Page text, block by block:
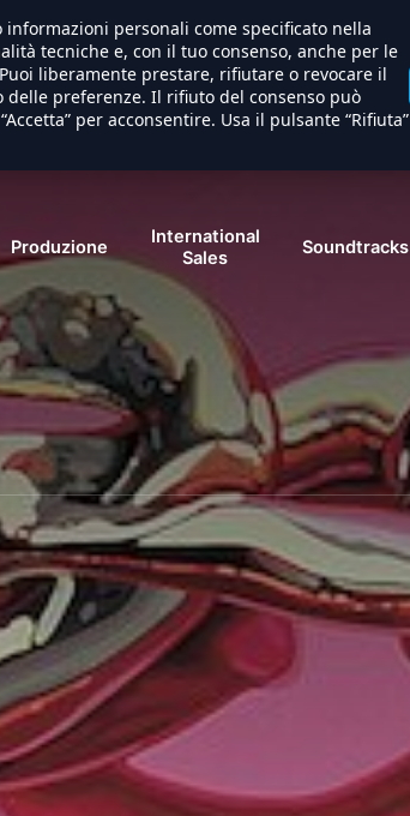
Produzione
International
Sales
Soundtracks
personali come specificato nella
tecniche e, con il tuo consenso, anche per le
liberamente prestare, rifiutare o revocare il
preferenze. Il rifiuto del consenso può
per acconsentire. Usa il pulsante “Rifiuta”